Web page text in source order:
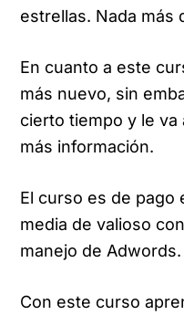
estrellas. Nada más
En cuanto a este
más nuevo, sin
cierto tiempo y le va
más información.
El curso es de pago
media de valioso
manejo de Adwords.
Con este curso